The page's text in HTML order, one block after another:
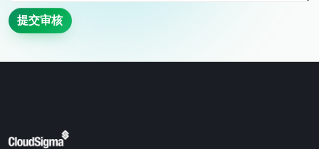
提交审核